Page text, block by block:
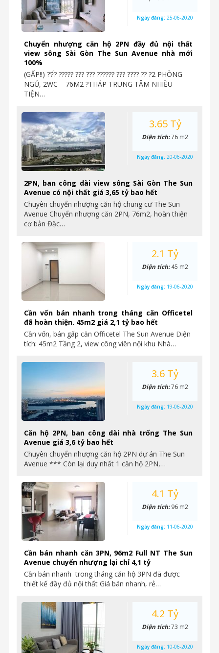
Chuyển nhượng căn hộ 2PN đầy đủ nội thất
view sông Sài Gòn The Sun Avenue nhà mới
100%
(GẤP‼️) ??́? ????? ??? ??? ?????? ??? ???? ?? ?2 PHÒNG
NGỦ, 2WC – 76M2 ?THÁP TRUNG TÂM NHIỀU
TIỆN…
Ngày đăng: 25-06-2020
2PN, ban công dài view sông Sài Gòn The Sun
Avenue có nội thất giá 3,65 tỷ bao hết
Chuyên chuyển nhượng căn hộ chung cư The Sun
Avenue Chuyển nhượng căn 2PN, 76m2, hoàn thiện
cơ bản Đặc…
3.65 Tỷ
Diện tích:76 m2
Ngày đăng: 20-06-2020
Cần vốn bán nhanh trong tháng căn Officetel
đã hoàn thiện. 45m2 giá 2,1 tỷ bao hết
Cần vốn, bán gấp căn Officetel The Sun Avenue Diện
tích: 45m2 Tầng 2, view công viên nội khu Nhà…
2.1 Tỷ
Diện tích:45 m2
Ngày đăng: 19-06-2020
Căn hộ 2PN, ban công dài nhà trống The Sun
Avenue giá 3,6 tỷ bao hết
Chuyên chuyển nhượng căn hộ 2PN dự án The Sun
Avenue *** Còn lại duy nhất 1 căn hộ 2PN,…
3.6 Tỷ
Diện tích:76 m2
Ngày đăng: 19-06-2020
Cần bán nhanh căn 3PN, 96m2 Full NT The Sun
Avenue chuyển nhượng lại chỉ 4,1 tỷ
Cần bán nhanh trong tháng căn hộ 3PN đã được
thiết kế đầy đủ nội thất Giá bán nhanh, rẻ…
4.1 Tỷ
Diện tích:96 m2
Ngày đăng: 11-06-2020
4.2 Tỷ
Diện tích:73 m2
Ngày đăng: 10-06-2020